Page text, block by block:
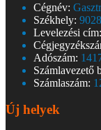
Cégnév:
Székhely:
Levelezési cím:
Adószám:
Számlavezető
Számlaszám:
Új helyek